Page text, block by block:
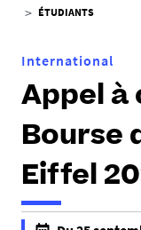
u
ê
e
i
:
ÉTUDIANTS
International
Appel à
Bourse
Eiffel